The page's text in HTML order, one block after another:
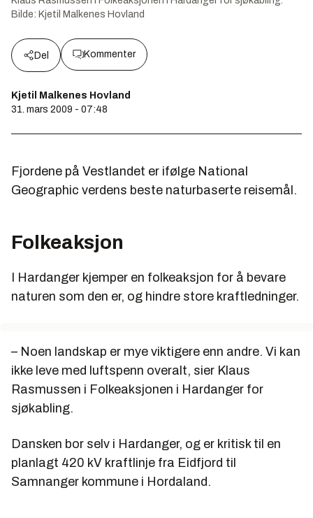
Bilde: Kjetil Malkenes Hovland
Del Kommenter
Kjetil Malkenes Hovland
31. mars 2009 - 07:48
Fjordene på Vestlandet er ifølge National
Geographic verdens beste naturbaserte reisemål.
Folkeaksjon
I Hardanger kjemper en folkeaksjon for å bevare
naturen som den er, og hindre store kraftledninger.
– Noen landskap er mye viktigere enn andre. Vi kan
ikke leve med luftspenn overalt, sier Klaus
Rasmussen i Folkeaksjonen i Hardanger for
sjøkabling.
Dansken bor selv i Hardanger, og er kritisk til en
planlagt 420 kV kraftlinje fra Eidfjord til
Samnanger kommune i Hordaland.